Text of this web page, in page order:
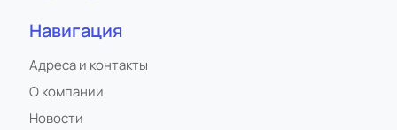
Навигация
Адреса и контакты
О компании
Новости